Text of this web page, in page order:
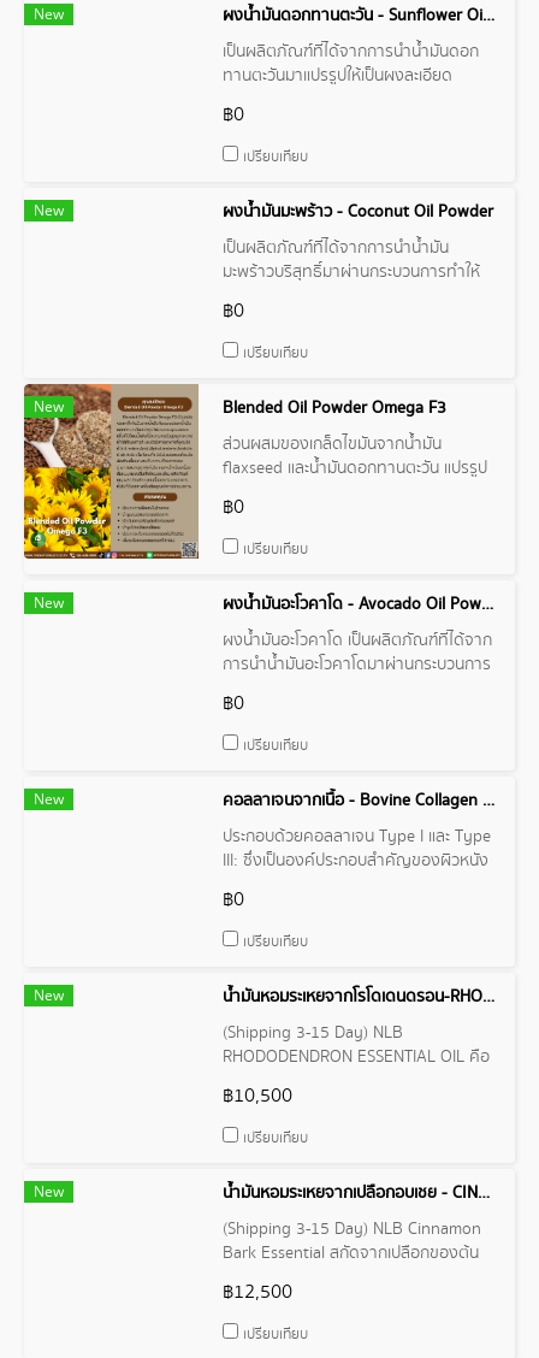
New
ผงน้ำมันดอกทานตะวัน - Sunflower Oil Powder
เป็นผลิตภัณฑ์ที่ได้จากการนำน้ำมันดอก
ทานตะวันมาแปรรูปให้เป็นผงละเอียด
฿0
เปรียบเทียบ
New
ผงน้ำมันมะพร้าว - Coconut Oil Powder
เป็นผลิตภัณฑ์ที่ได้จากการนำน้ำมัน
มะพร้าวบริสุทธิ์มาผ่านกระบวนการทำให้
฿0
เปรียบเทียบ
New
Blended Oil Powder Omega F3
ส่วนผสมของเกล็ดไขมันจากน้ำมัน
flaxseed และน้ำมันดอกทานตะวัน แปรรูป
มีความคงตัวสูงและละลายน้ำได้เป็นอย่างดี
฿0
เปรียบเทียบ
New
ผงน้ำมันอะโวคาโด - Avocado Oil Powder
ผงน้ำมันอะโวคาโด เป็นผลิตภัณฑ์ที่ได้จาก
การนำน้ำมันอะโวคาโดมาผ่านกระบวนการ
฿0
เปรียบเทียบ
New
คอลลาเจนจากเนื้อ - Bovine Collagen Powder/Granular
ประกอบด้วยคอลลาเจน Type I และ Type
III: ซึ่งเป็นองค์ประกอบสำคัญของผิวหนัง
฿0
เปรียบเทียบ
New
น้ำมันหอมระเหยจากโรโดเดนดรอน-RHODODENDRON ESSENTIAL OIL
(Shipping 3-15 Day) NLB
RHODODENDRON ESSENTIAL OIL คือ
จากใบ กิ่ง และเปลือกไม้ของ
Rhododendron
฿10,500
เปรียบเทียบ
New
น้ำมันหอมระเหยจากเปลือกอบเชย - CINNAMON BARK ESSENTIAL OIL
(Shipping 3-15 Day) NLB Cinnamon
Bark Essential สกัดจากเปลือกของต้น
ประโยชน์มากมายและมีกลิ่นหอมหวานและ
เผ็ดร้อนเฉพาะตัว
฿12,500
เปรียบเทียบ